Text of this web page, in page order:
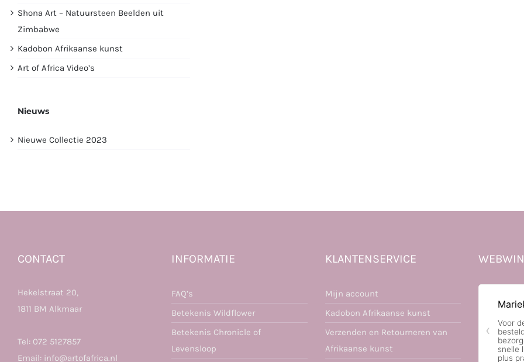
Shona Art – Natuursteen Beelden uit
Zimbabwe
Kadobon Afrikaanse kunst
Art of Africa Video’s
Nieuws
Nieuwe Collectie 2023
CONTACT
Hekelstraat 20,
1811 BM Alkmaar
Tel: 072 5127857
Email: info@artofafrica.nl
INFORMATIE
FAQ’s
Betekenis Wildflower
Betekenis Chronicle of
Levensloop
KLANTENSERVICE
Mijn account
Kadobon Afrikaanse kunst
Verzenden en Retourneren van
Afrikaanse kunst